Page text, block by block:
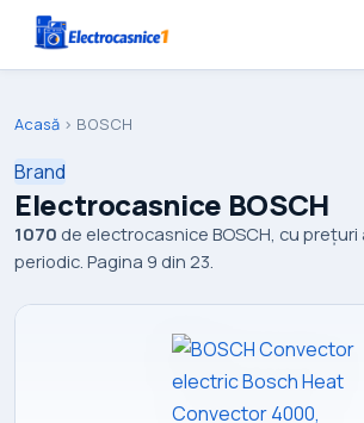
Acasă › BOSCH
Brand
Electrocasnice BOSCH
1070 de electrocasnice BOSCH, cu
periodic. Pagina 9 din 23.